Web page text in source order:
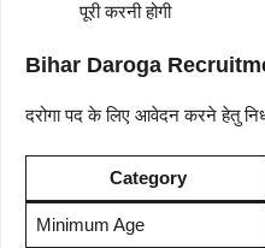
पूरी करनी होगी
Bihar Daroga
दरोगा पद के लिए आवेदन करने हेतु
Category
Minimum Age